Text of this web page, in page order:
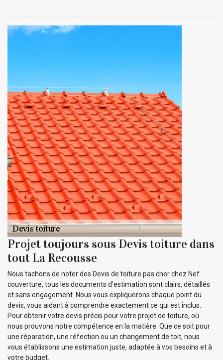
Projet toujours sous Devis toiture dans
tout La Recousse
Nous tachons de noter des Devis de toiture pas cher chez Nef
couverture, tous les documents d’estimation sont clairs, détaillés
et sans engagement. Nous vous expliquerons chaque point du
devis, vous aidant à comprendre exactement ce qui est inclus.
Pour obtenir votre devis précis pour votre projet de toiture, où
nous prouvons notre compétence en la matière. Que ce soit pour
une réparation, une réfection ou un changement de toit, nous
vous établissons une estimation juste, adaptée à vos besoins et à
votre budget.